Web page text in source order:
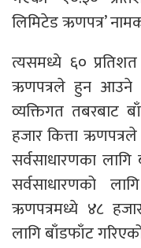
लिमिटेड ऋणपत्र’
त्यसमध्ये ६०
ऋणपत्रले हुन आउने
व्यक्तिगत तबरबाट
हजार कित्ता
सर्वसाधारणका
सर्वसाधारणको
ऋणपत्रमध्ये ४८
लागि बाँडफाँट